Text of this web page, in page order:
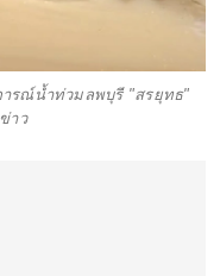
ารณ์น้ำท่วมลพบุรี "สรยุทธ"
าว